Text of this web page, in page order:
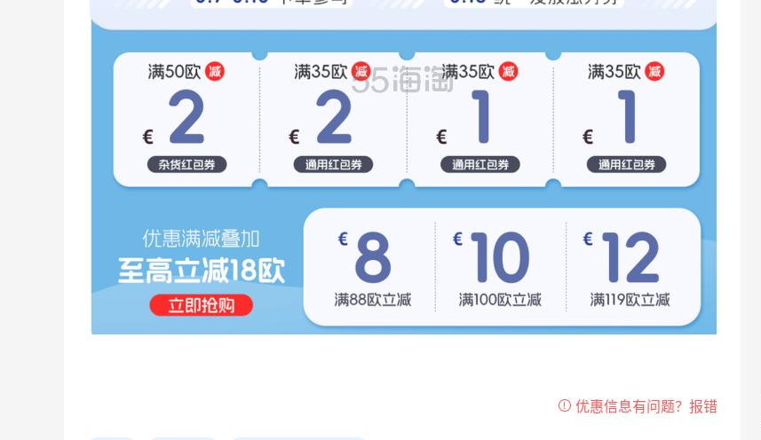
【55专享】Bobbi Brown 美网：美妆礼
Bobbi Brown
Columbia Sportswear：夏季大促！哥伦
比亚运动热卖
低至6折
Columbia Sportswear
满$200享8.5折优惠+部分送好礼
Bloomingdales
LN-CC：限时大促！入手 Ganni、Acne、
西太后等
10天14小时
Mytheresa：折扣区时尚上新热卖 关注
Mytheresa
【55专享】Base Blu：时尚上新热卖 关注
PRADA、LOEWE、加拿大鹅等
享9折优惠
Base Blu
Nars、CT 等
低至5折+部分额外8.5折
Bluemercury
2天20小时
Bloomingdales：时尚热卖！入手珑骧、